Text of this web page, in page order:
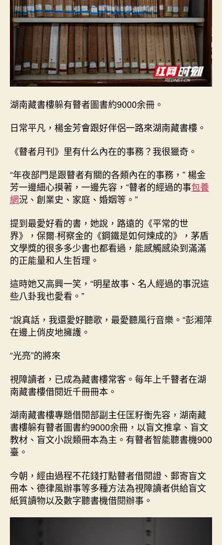
湖南藏書樓躲有瞽者圖書約9000余冊。
日常平凡，楊金芳會跟好伴侶一路來湖南藏書樓。
《瞽者月刊》里有什么內在的事務？我很獵奇。
“年夜部門是跟瞽者有關的各類內在的事務，” 楊金
芳一邊細心摸著，一邊先容，“瞽者的經過的事包養
網況、創業史、家庭、婚姻等。”
提到最愛好看的書，她說，路遠的《平常的世
界》，保爾·柯察金的《鋼鐵是如何煉成的》，茅盾
文學獎的很多多少書也都看過，能感觸感染到滿滿
的正能量和人生哲理。
這時她又高興一笑，“明星故事、名人經過的事況這
些八卦我也愛看。”
“說真話，我還愛好聽歌，最愛聽風行音樂。“彭湘萍
在邊上俏皮地擁護。
“光亮”的將來
視障讀者，已成為藏書樓常客。每年上千瞽者在湖
南藏書樓借閱近千冊冊本。
湖南藏書樓專題借閱部副主任匡籽衡先容，湖南藏
書樓躲有瞽者圖書約9000余冊，以盲文推拿、盲文
教材、盲文小說類冊本為主。有瞽者智能聽書機900
臺。
今朝，經由過程不花錢打點瞽者借閱證、郵寄盲文
冊本、德律風辦事等多種方法為視障讀者供給盲文
紙質讀物以及數字聽書機借閱辦事。